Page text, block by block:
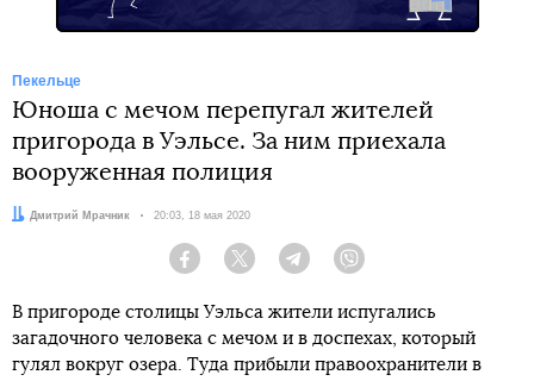
Пекельце
Юноша с мечом перепугал жителей
пригорода в Уэльсе. За ним приехала
вооруженная полиция
Автор:
Дмитрий Мрачник Дата:
20:03, 18 мая 2020
Facebook Twitter Telegram
В пригороде столицы Уэльса жители испугались
загадочного человека с мечом и в доспехах, который
гулял вокруг озера. Туда прибыли правоохранители в